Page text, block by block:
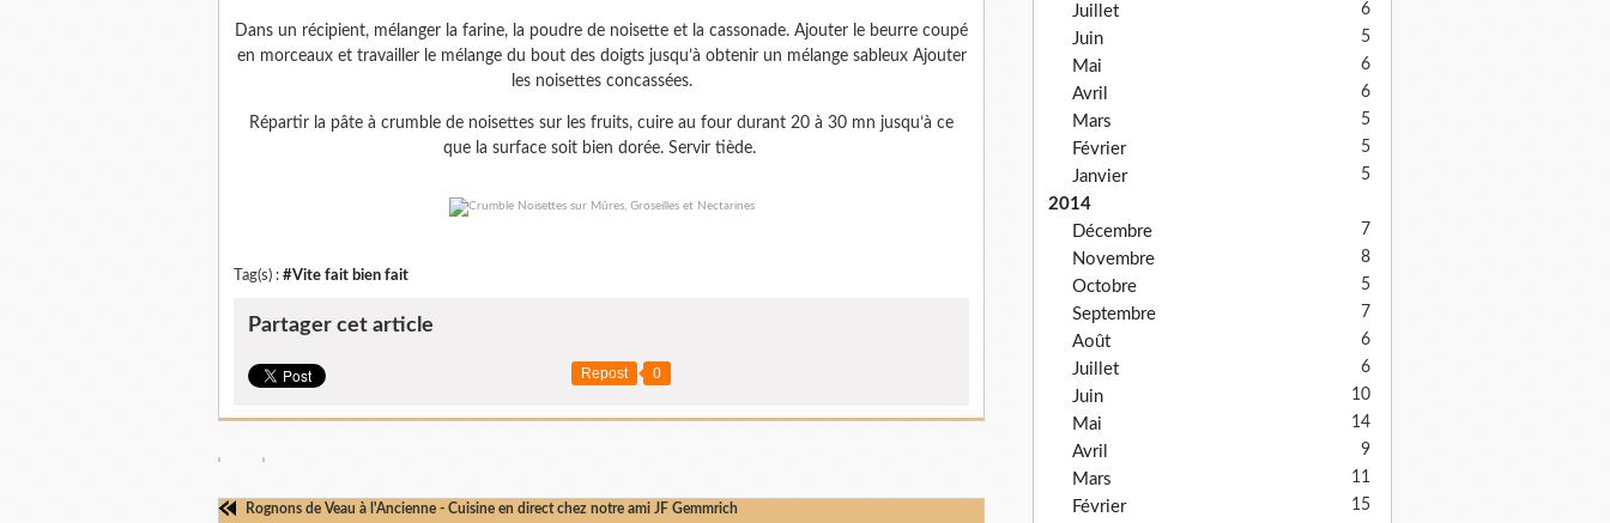
Dans un récipient, mélanger la farine, la poudre de noisette et la cassonade. Ajouter le beurre coupé
en morceaux et travailler le mélange du bout des doigts jusqu’à obtenir un mélange sableux Ajouter
les noisettes concassées.
Répartir la pâte à crumble de noisettes sur les fruits, cuire au four durant 20 à 30 mn jusqu’à ce
que la surface soit bien dorée. Servir tiède.
Tag(s) : #Vite fait bien fait
Partager cet article
Repost 0
Rognons de Veau à l'Ancienne - Cuisine en direct chez notre ami JF Gemmrich
Juillet 6
Juin 5
Mai 6
Avril 6
Mars 5
Février 5
Janvier 5
2014
Décembre
7
Novembre 8
Octobre 5
Septembre 7
Août 6
Juillet 6
Juin 10
Mai 14
Avril 9
Mars 11
Février 15